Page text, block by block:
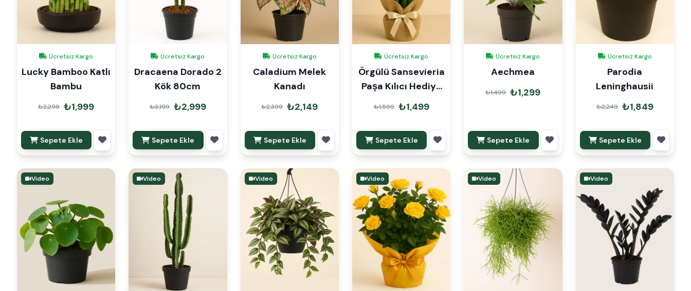
Ücretsiz Kargo
Lucky Bamboo Katlı
Bambu
₺2,299 ₺1,999
Sepete Ekle
Ücretsiz Kargo
Dracaena Dorado 2
Kök 80cm
₺3,199 ₺2,999
Sepete Ekle
Ücretsiz Kargo
Caladium Melek
Kanadı
₺2,399 ₺2,149
Sepete Ekle
Ücretsiz Kargo
Örgülü Sansevieria
Paşa Kılıcı Hediye
Paketli
₺1,599 ₺1,499
Sepete Ekle
Ücretsiz Kargo
Aechmea
₺1,499 ₺1,299
Sepete Ekle
Ücretsiz Kargo
Parodia
Leninghausii
₺2,249 ₺1,849
Sepete Ekle
Video Video Video Video Video Video